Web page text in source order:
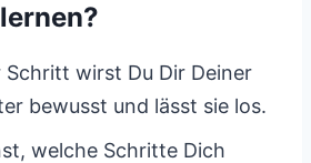
wirst Du Dir Deiner
bewusst und lässt sie los.
welche Schritte Dich